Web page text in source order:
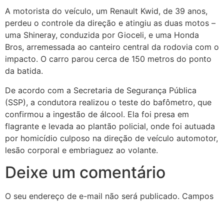
A motorista do veículo, um Renault Kwid, de 39 anos,
perdeu o controle da direção e atingiu as duas motos –
uma Shineray, conduzida por Gioceli, e uma Honda
Bros, arremessada ao canteiro central da rodovia com o
impacto. O carro parou cerca de 150 metros do ponto
da batida.
De acordo com a Secretaria de Segurança Pública
(SSP), a condutora realizou o teste do bafômetro, que
confirmou a ingestão de álcool. Ela foi presa em
flagrante e levada ao plantão policial, onde foi autuada
por homicídio culposo na direção de veículo automotor,
lesão corporal e embriaguez ao volante.
Deixe um comentário
O seu endereço de e-mail não será publicado. Campos